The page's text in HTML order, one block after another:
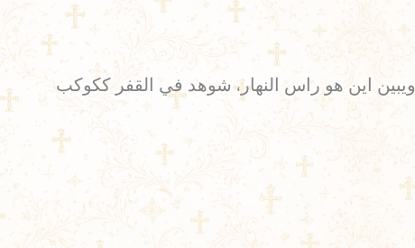
ويبين اين هو راس النهار، شوهد في القفر ككوكب